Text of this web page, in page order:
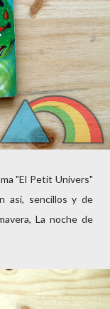
"El Petit Univers"
así, sencillos y de
La noche de